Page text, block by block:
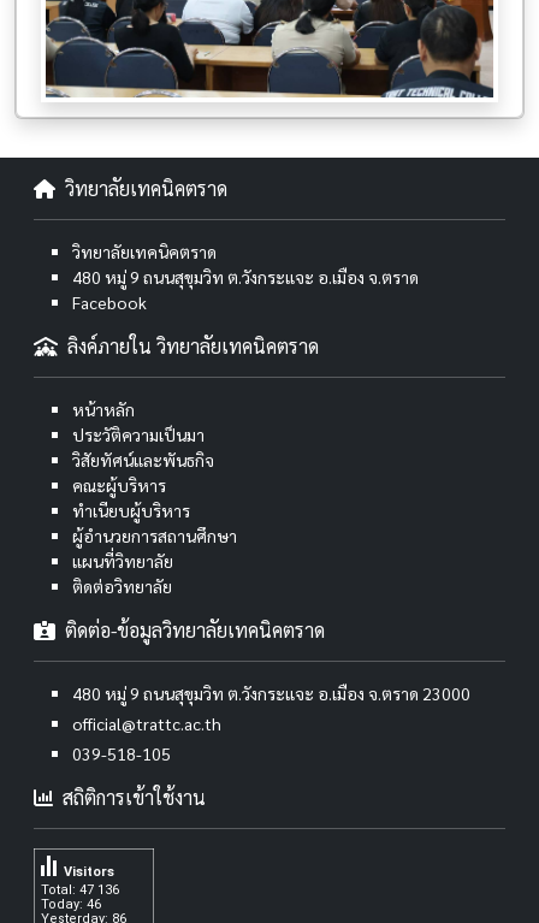
วิทยาลัยเทคนิคตราด
วิทยาลัยเทคนิคตราด
480 หมู่ 9 ถนนสุขุมวิท ต.วังกระแจะ อ.เมือง จ.ตราด
Facebook
ลิงค์ภายใน วิทยาลัยเทคนิคตราด
หน้าหลัก
ประวัติความเป็นมา
วิสัยทัศน์และพันธกิจ
คณะผู้บริหาร
ทำเนียบผู้บริหาร
ผู้อำนวยการสถานศึกษา
แผนที่วิทยาลัย
ติดต่อวิทยาลัย
ติดต่อ-ข้อมูลวิทยาลัยเทคนิคตราด
480 หมู่ 9 ถนนสุขุมวิท ต.วังกระแจะ อ.เมือง จ.ตราด 23000
official@trattc.ac.th
039-518-105
สถิติการเข้าใช้งาน
Total: 47 136
Today: 46
Yesterday: 86
Visitors